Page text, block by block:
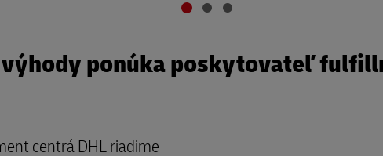
ponúka poskytovateľ
centrá DHL riadime